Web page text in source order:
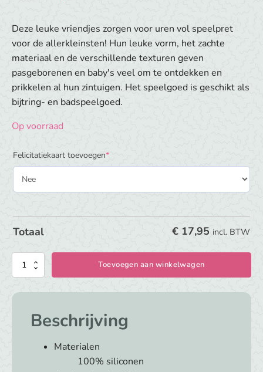
Deze leuke vriendjes zorgen voor uren vol speelpret
voor de allerkleinsten! Hun leuke vorm, het zachte
materiaal en de verschillende texturen geven
pasgeborenen en baby's veel om te ontdekken en
prikkelen al hun zintuigen. Het speelgoed is geschikt als
bijtring- en badspeelgoed.
Op voorraad
Felicitatiekaart toevoegen*(required)
Totaal € 17,95 incl. BTW
Trixie
Stapelpotjes
5
Toevoegen aan winkelwagen
Beschrijving
Materialen
100% siliconen